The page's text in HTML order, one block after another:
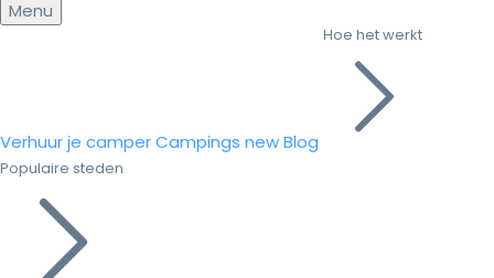
Menu
Verhuur je camperCampings newBlog
Hoe het werkt
Populaire steden